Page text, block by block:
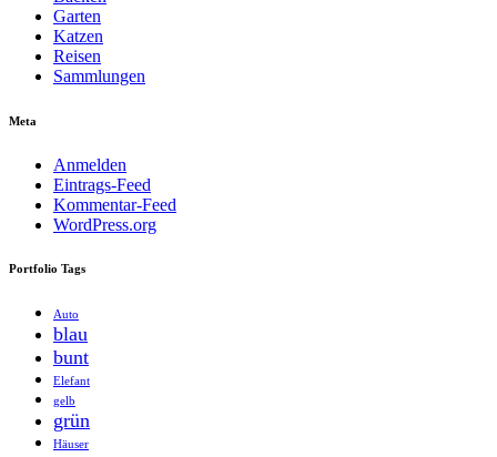
Garten
Katzen
Reisen
Sammlungen
Meta
Anmelden
Eintrags-Feed
Kommentar-Feed
WordPress.org
Portfolio Tags
Auto
blau
bunt
Elefant
gelb
grün
Häuser